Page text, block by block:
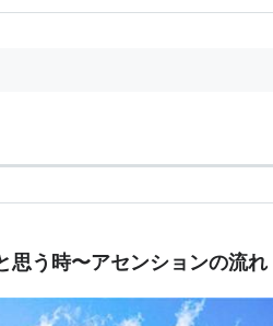
思う時〜アセンションの流れ